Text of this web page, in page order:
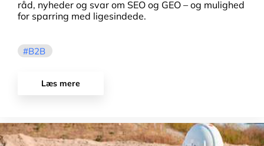
råd, nyheder og svar om SEO og GEO – og mulighed
for sparring med ligesindede.
B2B
Læs mere